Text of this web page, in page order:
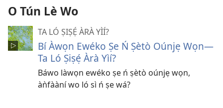
O Tún Lè Wo
TA LÓ ṢIṢẸ́ ÀRÀ YÌÍ?
Bí Àwọn Ewéko Ṣe Ń Ṣètò Oúnjẹ Wọn​—
Ta Ló Ṣiṣẹ́ Àrà Yìí?
Báwo làwọn ewéko ṣe ń ṣètò oúnjẹ wọn,
àǹfààní wo ló sì ń ṣe wá?